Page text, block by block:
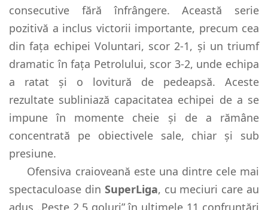
consecutive fără înfrângere. Această serie
pozitivă a inclus victorii importante, precum cea
din fața echipei Voluntari, scor 2-1, și un triumf
dramatic în fața Petrolului, scor 3-2, unde echipa
a ratat și o lovitură de pedeapsă. Aceste
rezultate subliniază capacitatea echipei de a se
impune în momente cheie și de a rămâne
concentrată pe obiectivele sale, chiar și sub
presiune.
Ofensiva craioveană este una dintre cele mai
spectaculoase din SuperLiga, cu meciuri care au
adus „Peste 2,5 goluri” în ultimele 11 confruntări